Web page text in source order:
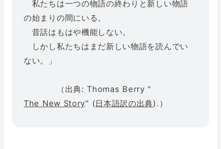
私たちは一つの物語の終わりと新しい物語
の始まりの間にいる。
昔話はもはや機能しない。
しかし私たちはまだ新しい物語を読んでい
ない。」
（出典: Thomas Berry "
The New Story" (日本語訳の出典).）